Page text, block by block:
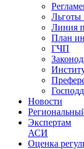
Льготы
Линия
План
ГЧП
Новости
Экспертам
АСИ
Оценка